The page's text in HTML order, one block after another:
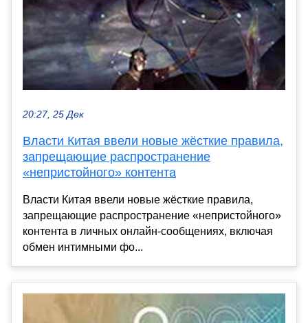
20:27, 25 Дек
Власти Китая ввели новые жёсткие правила,
запрещающие распространение
«непристойного» контента
Власти Китая ввели новые жёсткие правила,
запрещающие распространение «непристойного»
контента в личных онлайн-сообщениях, включая
обмен интимными фо...